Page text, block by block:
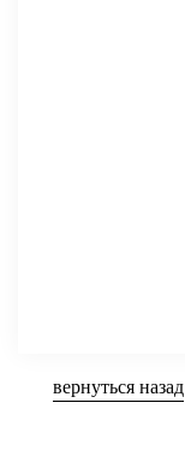
вернуться назад